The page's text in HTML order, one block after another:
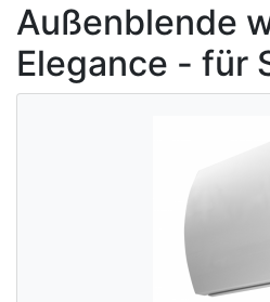
Außenblende
Elegance - für